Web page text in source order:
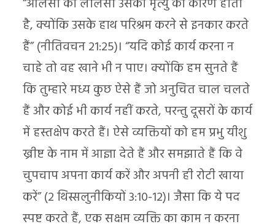
“आलसी की लालसा उसकी मृत्यु का कारण होती
है, क्योंकि उसके हाथ परिश्रम करने से इनकार करते
हैं” (नीतिवचन 21:25)। “यदि कोई कार्य करना न
चाहे तो वह खाने भी न पाए। क्योंकि हम सुनते हैं
कि तुम्हारे मध्य कुछ ऐसे हैं जो अनुचित चाल चलते
हैं और कोई भी कार्य नहीं करते, परन्तु दूसरों के कार्य
में हस्तक्षेप करते हैं। ऐसे व्यक्तियों को हम प्रभु यीशु
ख्रीष्ट के नाम में आज्ञा देते हैं और समझाते हैं कि वे
चुपचाप अपना कार्य करें और अपनी ही रोटी खाया
करें” (2 थिस्सलुनीकियों 3:10-12)। जैसा कि ये पद
स्पष्ट करते हैं, एक सक्षम व्यक्ति का काम न करना